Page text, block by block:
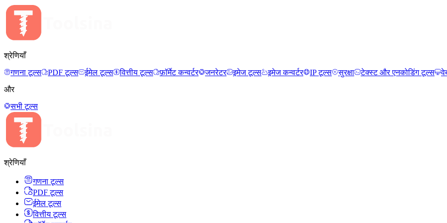
श्रेणियाँ
गणना टूल्स
PDF टूल्स ईमेल टूल्स वित्तीय टूल्स फ़ॉर्मेट कन्वर्टर जनरेटर इमेज टूल्स इमेज कन्वर्टर IP टूल्स सुरक्षा टेक्स्ट और एनकोडिंग टूल्स
और
सभी टूल्स
श्रेणियाँ
गणना टूल्स
PDF टूल्स
ईमेल टूल्स
वित्तीय टूल्स